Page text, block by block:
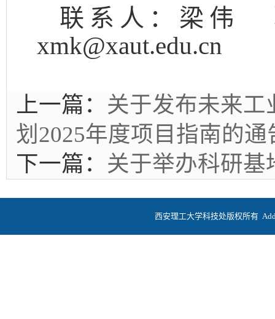
联系人：梁伟
xmk@xaut.edu.cn
上一篇： 关于发布未来
划2025年度项目指南的通
下一篇： 关于举办科研基
西安理工大学科技处版权所有